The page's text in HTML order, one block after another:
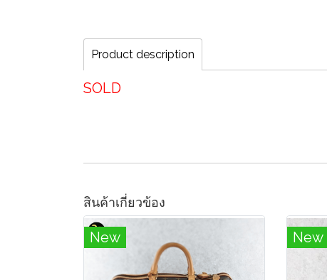
Product description
SOLD
สินค้าเกี่ยวข้อง
New New